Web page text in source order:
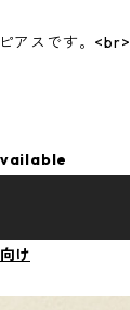
アスです。<br>
け